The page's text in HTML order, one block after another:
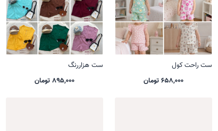
ست راحت کول
658,000 تومان
ست هزاررنگ
895,000 تومان